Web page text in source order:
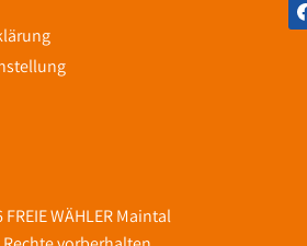
WÄHLER Maintal